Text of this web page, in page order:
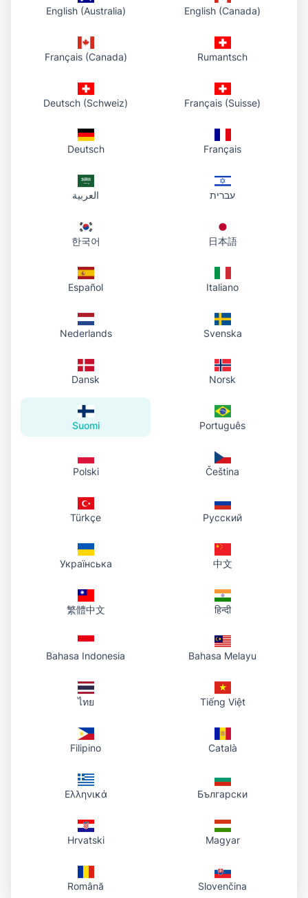
1. Valitse PDF
2. Lataa kirjastoosi
Tallennamme PDF:n pilveesi ja näytämme sen
hallintapaneelissa, sitten palautamme suoran HTTPS-URL:n.
Jaa linkki sähköpostilla tai chatilla. Tarvittaessa avaa
hallintapaneeli kopioidaksesi saman linkin, avataksesi sen tai
Asiakirjasi yhdessä paikassa
Niille, jotka haluavat oikean PDF-hostauksen kirjaston
kanssa — lataa kerran, säilytä tililläsi ja palaa milloin
Jokainen ladattu PDF näkyy samalla listalla
Henkilökohtainen hosting: tiedostot tilisi alla,
palveltu HTTPS:n kautta ja säilytetty kirjastossa.
Toiminnot aina käsillä: kopioi julkinen linkki, avaa
selaimessa tai lataa alkuperäinen PDF.
olemassa; poiston jälkeen hallintapaneelista linkki
ei enää tarjoa kyseistä tiedostoa.
Poista hallintapaneelista tiedostot, joita et enää tarvitse; linkki
English (Australia) English (Canada)
Français (Canada) Rumantsch
Deutsch (Schweiz) Français (Suisse)
Deutsch Français
العربية עברית
한국어 日本語
Español Italiano
Nederlands Svenska
Dansk Norsk
Suomi Português
Polski Čeština
Türkçe Русский
Українська 中文
繁體中文 हिन्दी
Bahasa Indonesia Bahasa Melayu
ไทย Tiếng Việt
Filipino Català
Ελληνικά Български
Hrvatski Magyar
Română Slovenčina